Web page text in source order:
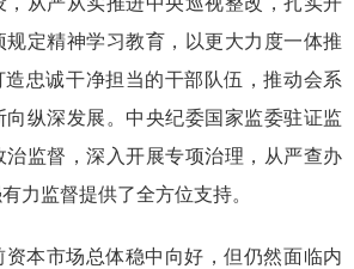
规定精神学习教育，以更大力度一体推
造忠诚干净担当的干部队伍，推动会系
纵深发展。中央纪委国家监委驻证监
治监督，深入开展专项治理，从严查办
力监督提供了全方位支持。
本市场总体稳中向好，但仍然面临内